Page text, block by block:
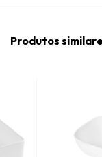
Produtos